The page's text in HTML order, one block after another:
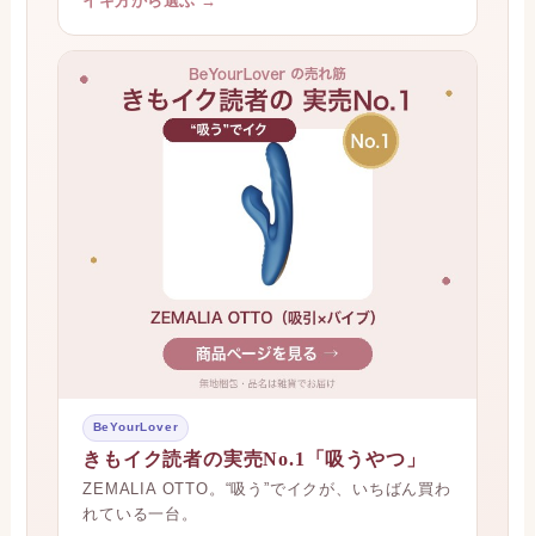
BeYourLover
きもイク読者の実売No.1「吸うやつ」
ZEMALIA OTTO。“吸う”でイクが、いちばん買わ
れている一台。